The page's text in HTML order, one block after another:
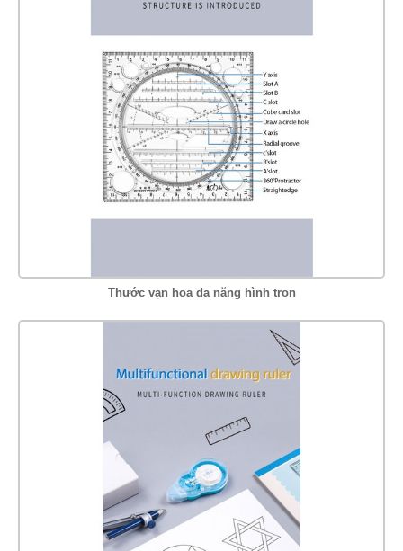
Thước vạn hoa đa năng hình tron